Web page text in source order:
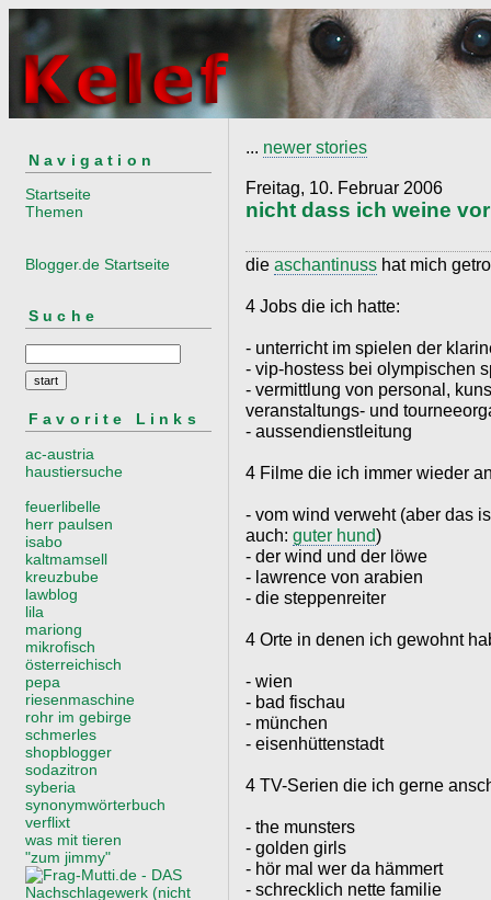
Navigation
Startseite
Themen
Blogger.de Startseite
Suche
Favorite Links
ac-austria
haustiersuche
feuerlibelle
herr paulsen
isabo
kaltmamsell
kreuzbube
lawblog
lila
mariong
mikrofisch
österreichisch
pepa
riesenmaschine
rohr im gebirge
schmerles
shopblogger
sodazitron
syberia
synonymwörterbuch
verflixt
was mit tieren
"zum jimmy"
... newer stories
Freitag, 10. Februar 2006
nicht dass ich weine
die aschantinuss hat mich
4 Jobs die ich hatte:
- unterricht im spielen der
- vip-hostess bei olympischen
- vermittlung von personal,
veranstaltungs- und
- aussendienstleitung
4 Filme die ich immer wieder
- vom wind verweht (aber das
auch: guter hund)
- der wind und der löwe
- lawrence von arabien
- die steppenreiter
4 Orte in denen ich gewohnt
- wien
- bad fischau
- münchen
- eisenhüttenstadt
4 TV-Serien die ich gerne
- the munsters
- golden girls
- hör mal wer da hämmert
- schrecklich nette familie